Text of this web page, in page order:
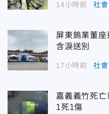
14小時前 社會
屏東鎢業董
含淚送別
17小時前 社會
嘉義義竹死
1死1傷